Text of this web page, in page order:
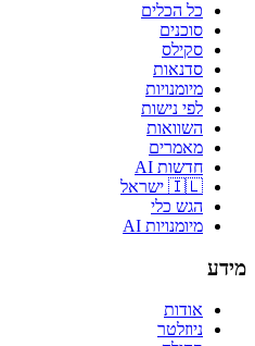
כל הכלים
סוכנים
סקילס
סדנאות
מיומנויות
לפי נישות
השוואות
מאמרים
חדשות AI
🇮🇱 ישראל
הגש כלי
מיומנויות AI
מידע
אודות
ניוזלטר